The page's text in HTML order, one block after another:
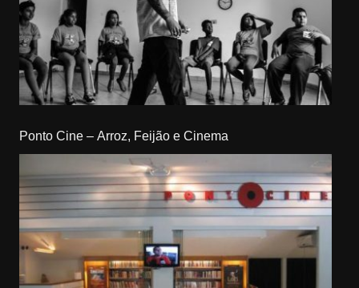
Ponto Cine – Arroz, Feijão e Cinema